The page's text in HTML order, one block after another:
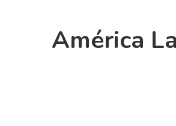
América